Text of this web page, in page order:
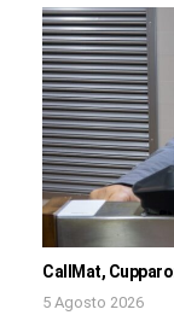
CallMat,
5 Agosto 2026